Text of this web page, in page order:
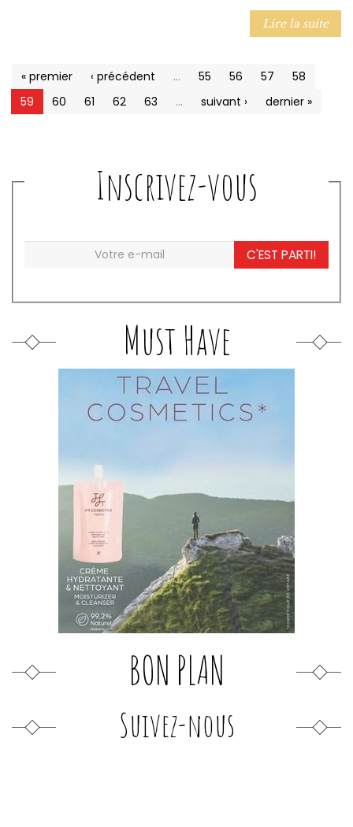
Lire la suite
« premier ‹ précédent … 55 56 57
58
59
60 61 62 63 … suivant › dernier »
Inscrivez-vous
C'EST PARTI!
Must Have
BON PLAN
Suivez-nous